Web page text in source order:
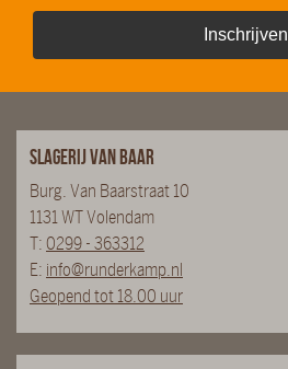
Inschrijven
Slagerij van Baar
Burg. Van Baarstraat 10
1131 WT Volendam
T: 0299 - 363312
E: info@runderkamp.nl
Geopend tot 18.00 uur